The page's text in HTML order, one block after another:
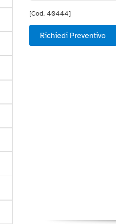
[Cod. 40444]
Richiedi Preventivo